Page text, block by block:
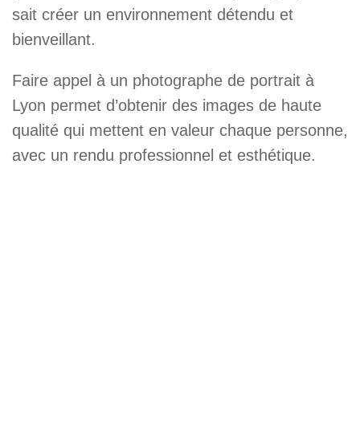
sait créer un environnement détendu et
bienveillant.
Faire appel à un photographe de portrait à
Lyon permet d’obtenir des images de haute
qualité qui mettent en valeur chaque personne,
avec un rendu professionnel et esthétique.